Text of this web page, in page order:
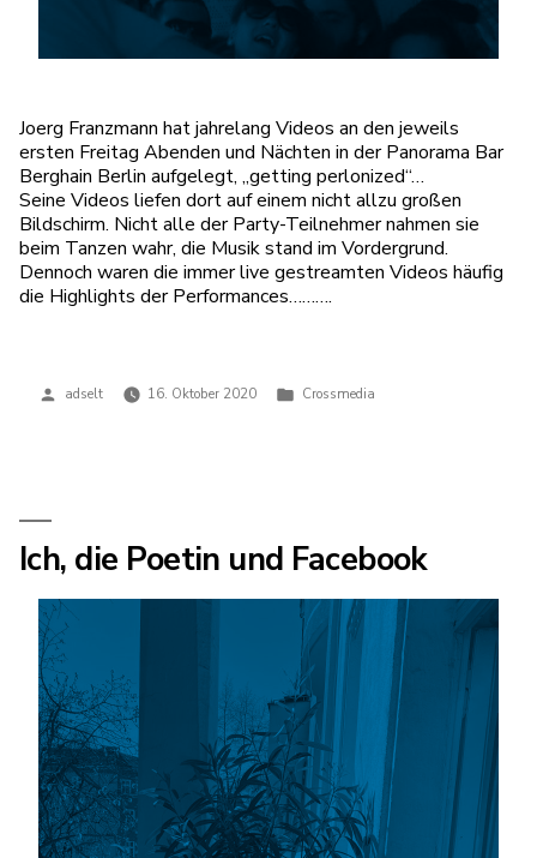
Joerg Franzmann hat jahrelang Videos an den jeweils
ersten Freitag Abenden und Nächten in der Panorama Bar
Berghain Berlin aufgelegt, „getting perlonized“…
Seine Videos liefen dort auf einem nicht allzu großen
Bildschirm. Nicht alle der Party-Teilnehmer nahmen sie
beim Tanzen wahr, die Musik stand im Vordergrund.
Dennoch waren die immer live gestreamten Videos häufig
die Highlights der Performances……….
Veröffentlicht
adselt 16. Oktober 2020
Veröffentlicht
Crossmedia
Ich, die Poetin und Facebook